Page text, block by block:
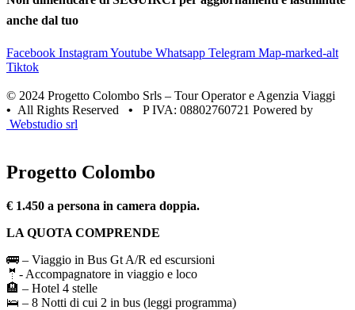
anche dal tuo
Facebook InstagramYoutube Whatsapp Telegram Map-marked-alt
Tiktok
© 2024 Progetto Colombo Srls – Tour Operator e Agenzia Viaggi
• All Rights Reserved • P IVA: 08802760721 Powered by
Webstudio srl
Progetto Colombo
€ 1.450 a persona in camera doppia.
LA QUOTA COMPRENDE
🚌 – Viaggio in Bus Gt A/R ed escursioni
🤵- Accompagnatore in viaggio e loco
🏨 – Hotel 4 stelle
🛌 – 8 Notti di cui 2 in bus (leggi programma)